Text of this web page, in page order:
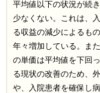
平均値以下の状況が続
少なくない。これは、
る収益の減少によるも
年々増加している。ま
の単価は平均値を下回
る現状の改善のため、
や、入院患者を確保し